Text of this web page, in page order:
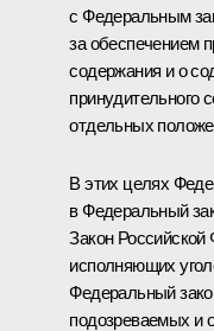
с Федеральным
за обеспечением
содержания и о
принудительного
отдельных
В этих целях
в Федеральный
Закон
исполняющих
Федеральный
подозреваемых и